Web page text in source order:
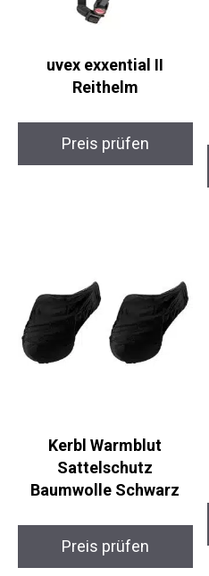
uvex exxential II
Reithelm
Preis prüfen
Kerbl Warmblut
Sattelschutz
Baumwolle Schwarz
Preis prüfen